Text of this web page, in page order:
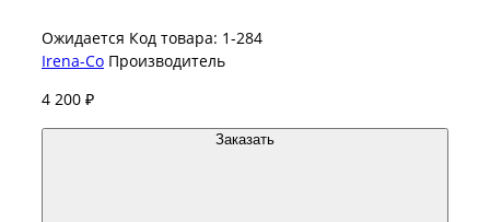
Ожидается Код товара: 1-284
Irena-Co Производитель
4 200 ₽
Заказать